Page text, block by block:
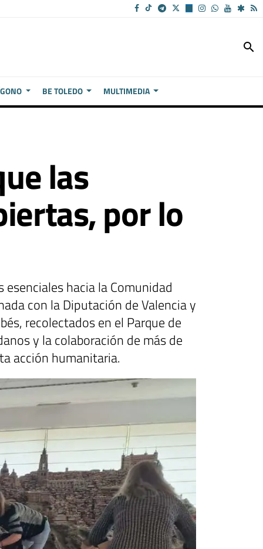
search
BE TOLEDO MULTIMEDIA
las
por lo
hacia la Comunidad
con la Diputación de Valencia y
recolectados en el Parque de
y la colaboración de más de
acción humanitaria.